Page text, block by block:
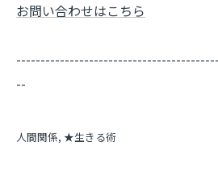
お問い合わせはこちら
--
人間関係 ★生きる術